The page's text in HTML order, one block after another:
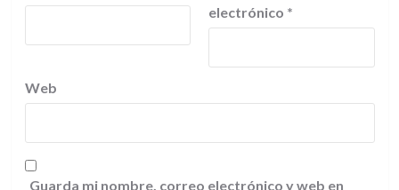
electrónico *
Web
Guarda mi nombre, correo electrónico y web en